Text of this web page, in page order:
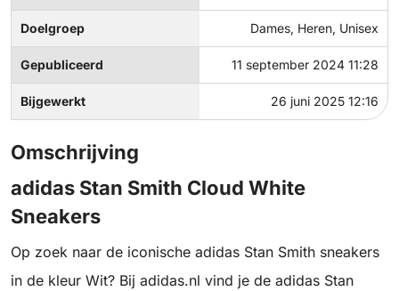
Doelgroep Dames, Heren, Unisex
Gepubliceerd 11 september 2024 11:28
Bijgewerkt 26 juni 2025 12:16
Omschrijving
adidas Stan Smith Cloud White
Sneakers
Op zoek naar de iconische adidas Stan Smith sneakers
in de kleur Wit? Bij adidas.nl vind je de adidas Stan